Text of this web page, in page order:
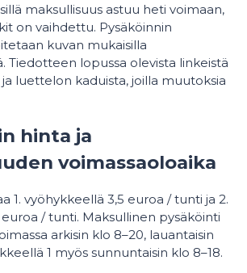
maksullisuus astuu heti voimaan,
on vaihdettu. Pysäköinnin
kuvan mukaisilla
Tiedotteen lopussa olevista linkeistä
luettelon kaduista, joilla muutoksia
hinta ja
voimassaoloaika
1. vyöhykkeellä 3,5 euroa / tunti ja 2.
/ tunti. Maksullinen pysäköinti
arkisin klo 8–20, lauantaisin
1 myös sunnuntaisin klo 8–18.